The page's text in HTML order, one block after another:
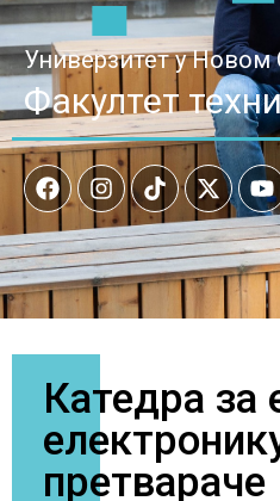
Универзитет у Новом
Факултет
Катедра за
претвараче